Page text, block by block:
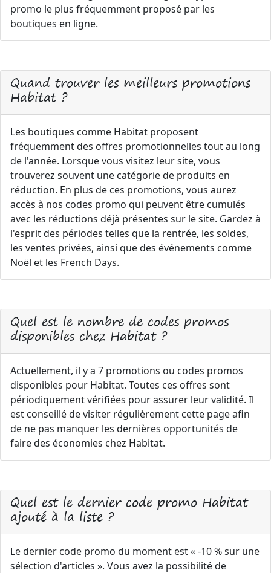
promo le plus fréquemment proposé par les
boutiques en ligne.
Quand trouver les meilleurs promotions
Habitat ?
Les boutiques comme Habitat proposent
fréquemment des offres promotionnelles tout au long
de l'année. Lorsque vous visitez leur site, vous
trouverez souvent une catégorie de produits en
réduction. En plus de ces promotions, vous aurez
accès à nos codes promo qui peuvent être cumulés
avec les réductions déjà présentes sur le site. Gardez à
l'esprit des périodes telles que la rentrée, les soldes,
les ventes privées, ainsi que des événements comme
Noël et les French Days.
Quel est le nombre de codes promos
disponibles chez Habitat ?
Actuellement, il y a 7 promotions ou codes promos
disponibles pour Habitat. Toutes ces offres sont
périodiquement vérifiées pour assurer leur validité. Il
est conseillé de visiter régulièrement cette page afin
de ne pas manquer les dernières opportunités de
faire des économies chez Habitat.
Quel est le dernier code promo Habitat
ajouté à la liste ?
Le dernier code promo du moment est « -10 % sur une
sélection d'articles ». Vous avez la possibilité de